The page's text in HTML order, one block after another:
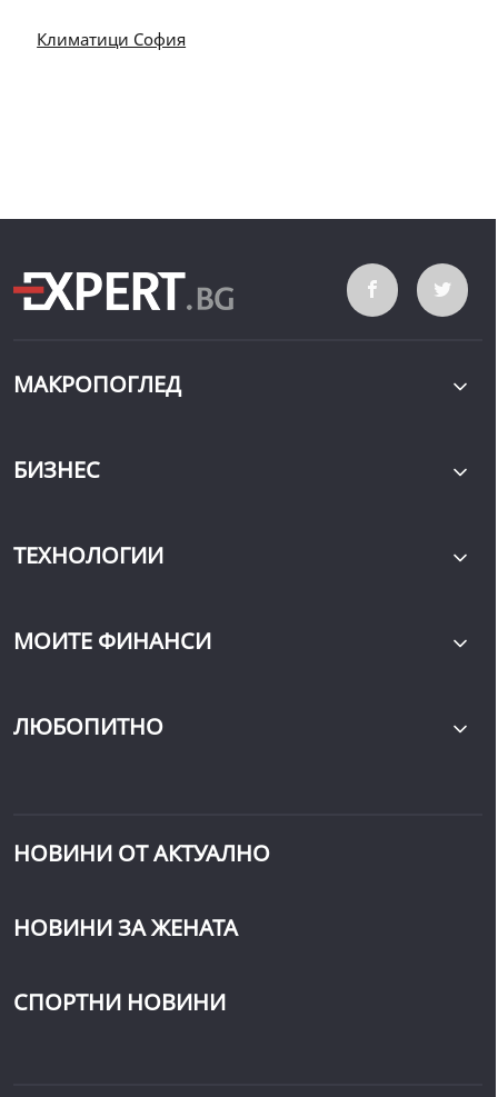
Климатици София
МАКРОПОГЛЕД
БИЗНЕС
ТЕХНОЛОГИИ
МОИТЕ ФИНАНСИ
ЛЮБОПИТНО
НОВИНИ ОТ АКТУАЛНО
НОВИНИ ЗА ЖЕНАТА
СПОРТНИ НОВИНИ